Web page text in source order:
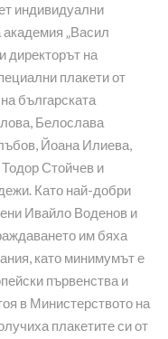
индивидуални
„Васил
директорът на
плакети от
българската
Белослава
Йоана Илиева,
Стойчев и
Като най-добри
Ивайло Воденов и
им бяха
като минимумът е
първенства и
в Министерството на
плакетите си от